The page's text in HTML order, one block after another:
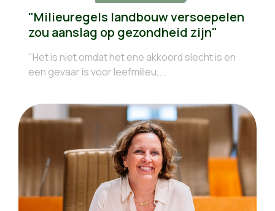
"Milieuregels landbouw versoepelen
zou aanslag op gezondheid zijn"
"Het is niet omdat het ene akkoord slecht is en
een gevaar is voor leefmilieu,...